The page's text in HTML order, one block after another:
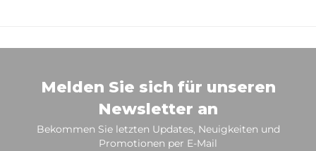
Melden Sie sich für unseren
Newsletter an
Bekommen Sie letzten Updates, Neuigkeiten und
Promotionen per E-Mail